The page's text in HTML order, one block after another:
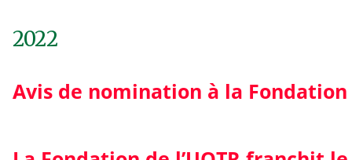
2022
Avis de nomination à la Fondation